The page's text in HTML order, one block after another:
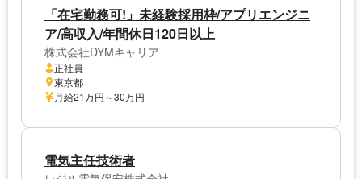
「在宅勤務可!」未経験採用枠/アプリエンジニ
ア/高収入/年間休日120日以上
株式会社DYMキャリア
正社員
東京都
月給21万円～30万円
電気主任技術者